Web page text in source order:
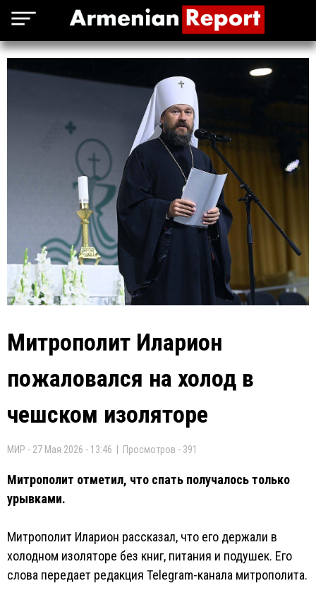
Митрополит Иларион
пожаловался на холод в
чешском изоляторе
МИР - 27 Мая 2026 - 13:46 | Просмотров - 391
Митрополит отметил, что спать получалось только
урывками.
Митрополит Иларион рассказал, что его держали в
холодном изоляторе без книг, питания и подушек. Его
слова передает редакция Telegram-канала митрополита.